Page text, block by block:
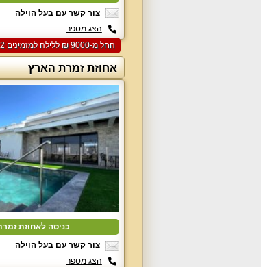
צור קשר עם בעל הוילה
הצג מספר
החל מ-‏9000 ₪ ללילה למזמינים 2 לילות בסופ"ש הקרוב
אחוזת זמרת הארץ
כניסה לאחוזת
צור קשר עם בעל הוילה
הצג מספר